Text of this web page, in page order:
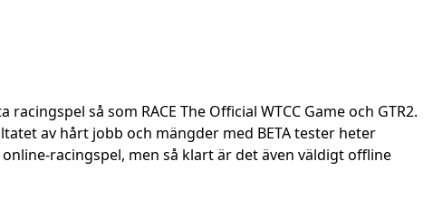
så som RACE The Official WTCC Game och GTR2.
av hårt jobb och mängder med BETA tester heter
racingspel, men så klart är det även väldigt offline